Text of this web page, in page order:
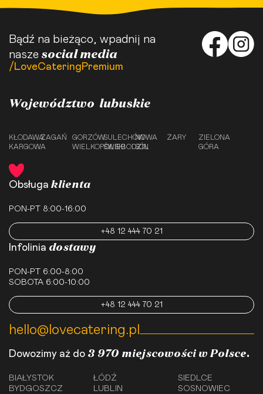
Bądź na bieżąco, wpadnij na
nasze social media
/LoveCateringPremium
Województwo lubuskie
KŁODAWA
KARGOWA
ŻAGAŃ
GORZÓW
WIELKOPOLSKI
SULECHÓW
ŚWIEBODZIN
NOWA
SÓL
ŻARY
ZIELONA
GÓRA
Obsługa klienta
PON-PT 8:00-16:00
+48 12 444 70 21
Infolinia dostawy
PON-PT 6:00-8:00
SOBOTA 6:00-10:00
+48 12 444 70 21
hello@lovecatering.pl
Dowozimy aż do 3 970 miejscowości w Polsce.
BIAŁYSTOK
BYDGOSZCZ
ŁÓDŹ
LUBLIN
SIEDLCE
SOSNOWIEC